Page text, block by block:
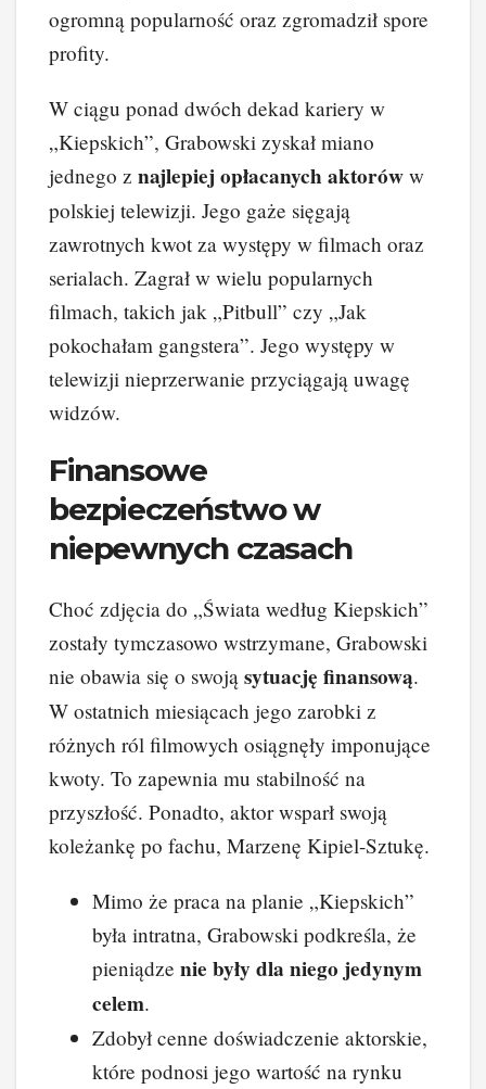
ogromną popularność oraz zgromadził spore
profity.
W ciągu ponad dwóch dekad kariery w
„Kiepskich”, Grabowski zyskał miano
jednego z najlepiej opłacanych aktorów w
polskiej telewizji. Jego gaże sięgają
zawrotnych kwot za występy w filmach oraz
serialach. Zagrał w wielu popularnych
filmach, takich jak „Pitbull” czy „Jak
pokochałam gangstera”. Jego występy w
telewizji nieprzerwanie przyciągają uwagę
widzów.
Finansowe
bezpieczeństwo w
niepewnych czasach
Choć zdjęcia do „Świata według Kiepskich”
zostały tymczasowo wstrzymane, Grabowski
nie obawia się o swoją sytuację finansową.
W ostatnich miesiącach jego zarobki z
różnych ról filmowych osiągnęły imponujące
kwoty. To zapewnia mu stabilność na
przyszłość. Ponadto, aktor wsparł swoją
koleżankę po fachu, Marzenę Kipiel-Sztukę.
Mimo że praca na planie „Kiepskich”
była intratna, Grabowski podkreśla, że
pieniądze nie były dla niego jedynym
celem.
Zdobył cenne doświadczenie aktorskie,
które podnosi jego wartość na rynku